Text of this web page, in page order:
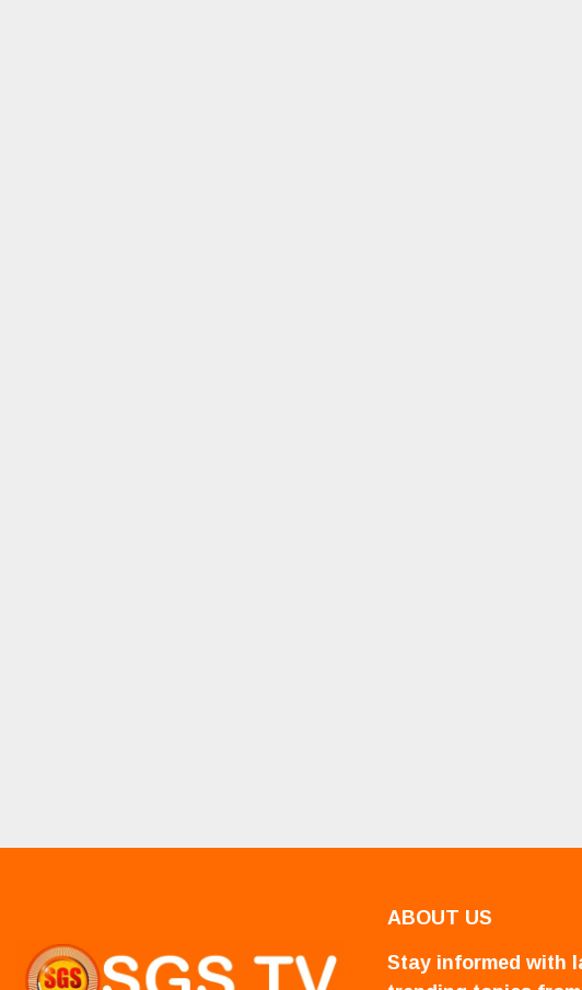
ABOUT US
Stay informed with